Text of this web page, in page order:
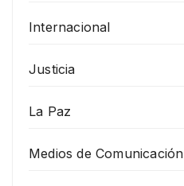
Internacional
Justicia
La Paz
Medios de Comunicación